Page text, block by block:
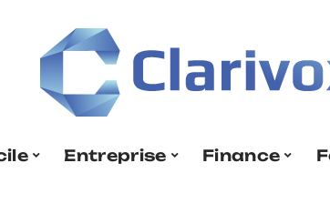
Entreprise Finance